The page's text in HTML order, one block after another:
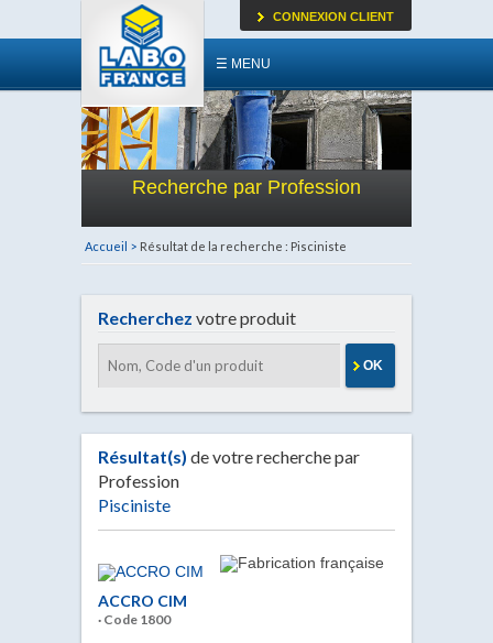
☰ MENU
CONNEXION CLIENT
Recherche par Profession
Accueil > Résultat de la recherche : Pisciniste
Recherchez votre produit
OK
Résultat(s) de votre recherche par
Profession
Pisciniste
ACCRO CIM
· Code 1800